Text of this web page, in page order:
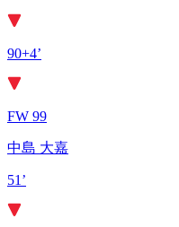
90+4’
FW 99
中島 大嘉
51’